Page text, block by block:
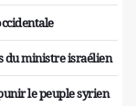
du ministre israélien
le peuple syrien